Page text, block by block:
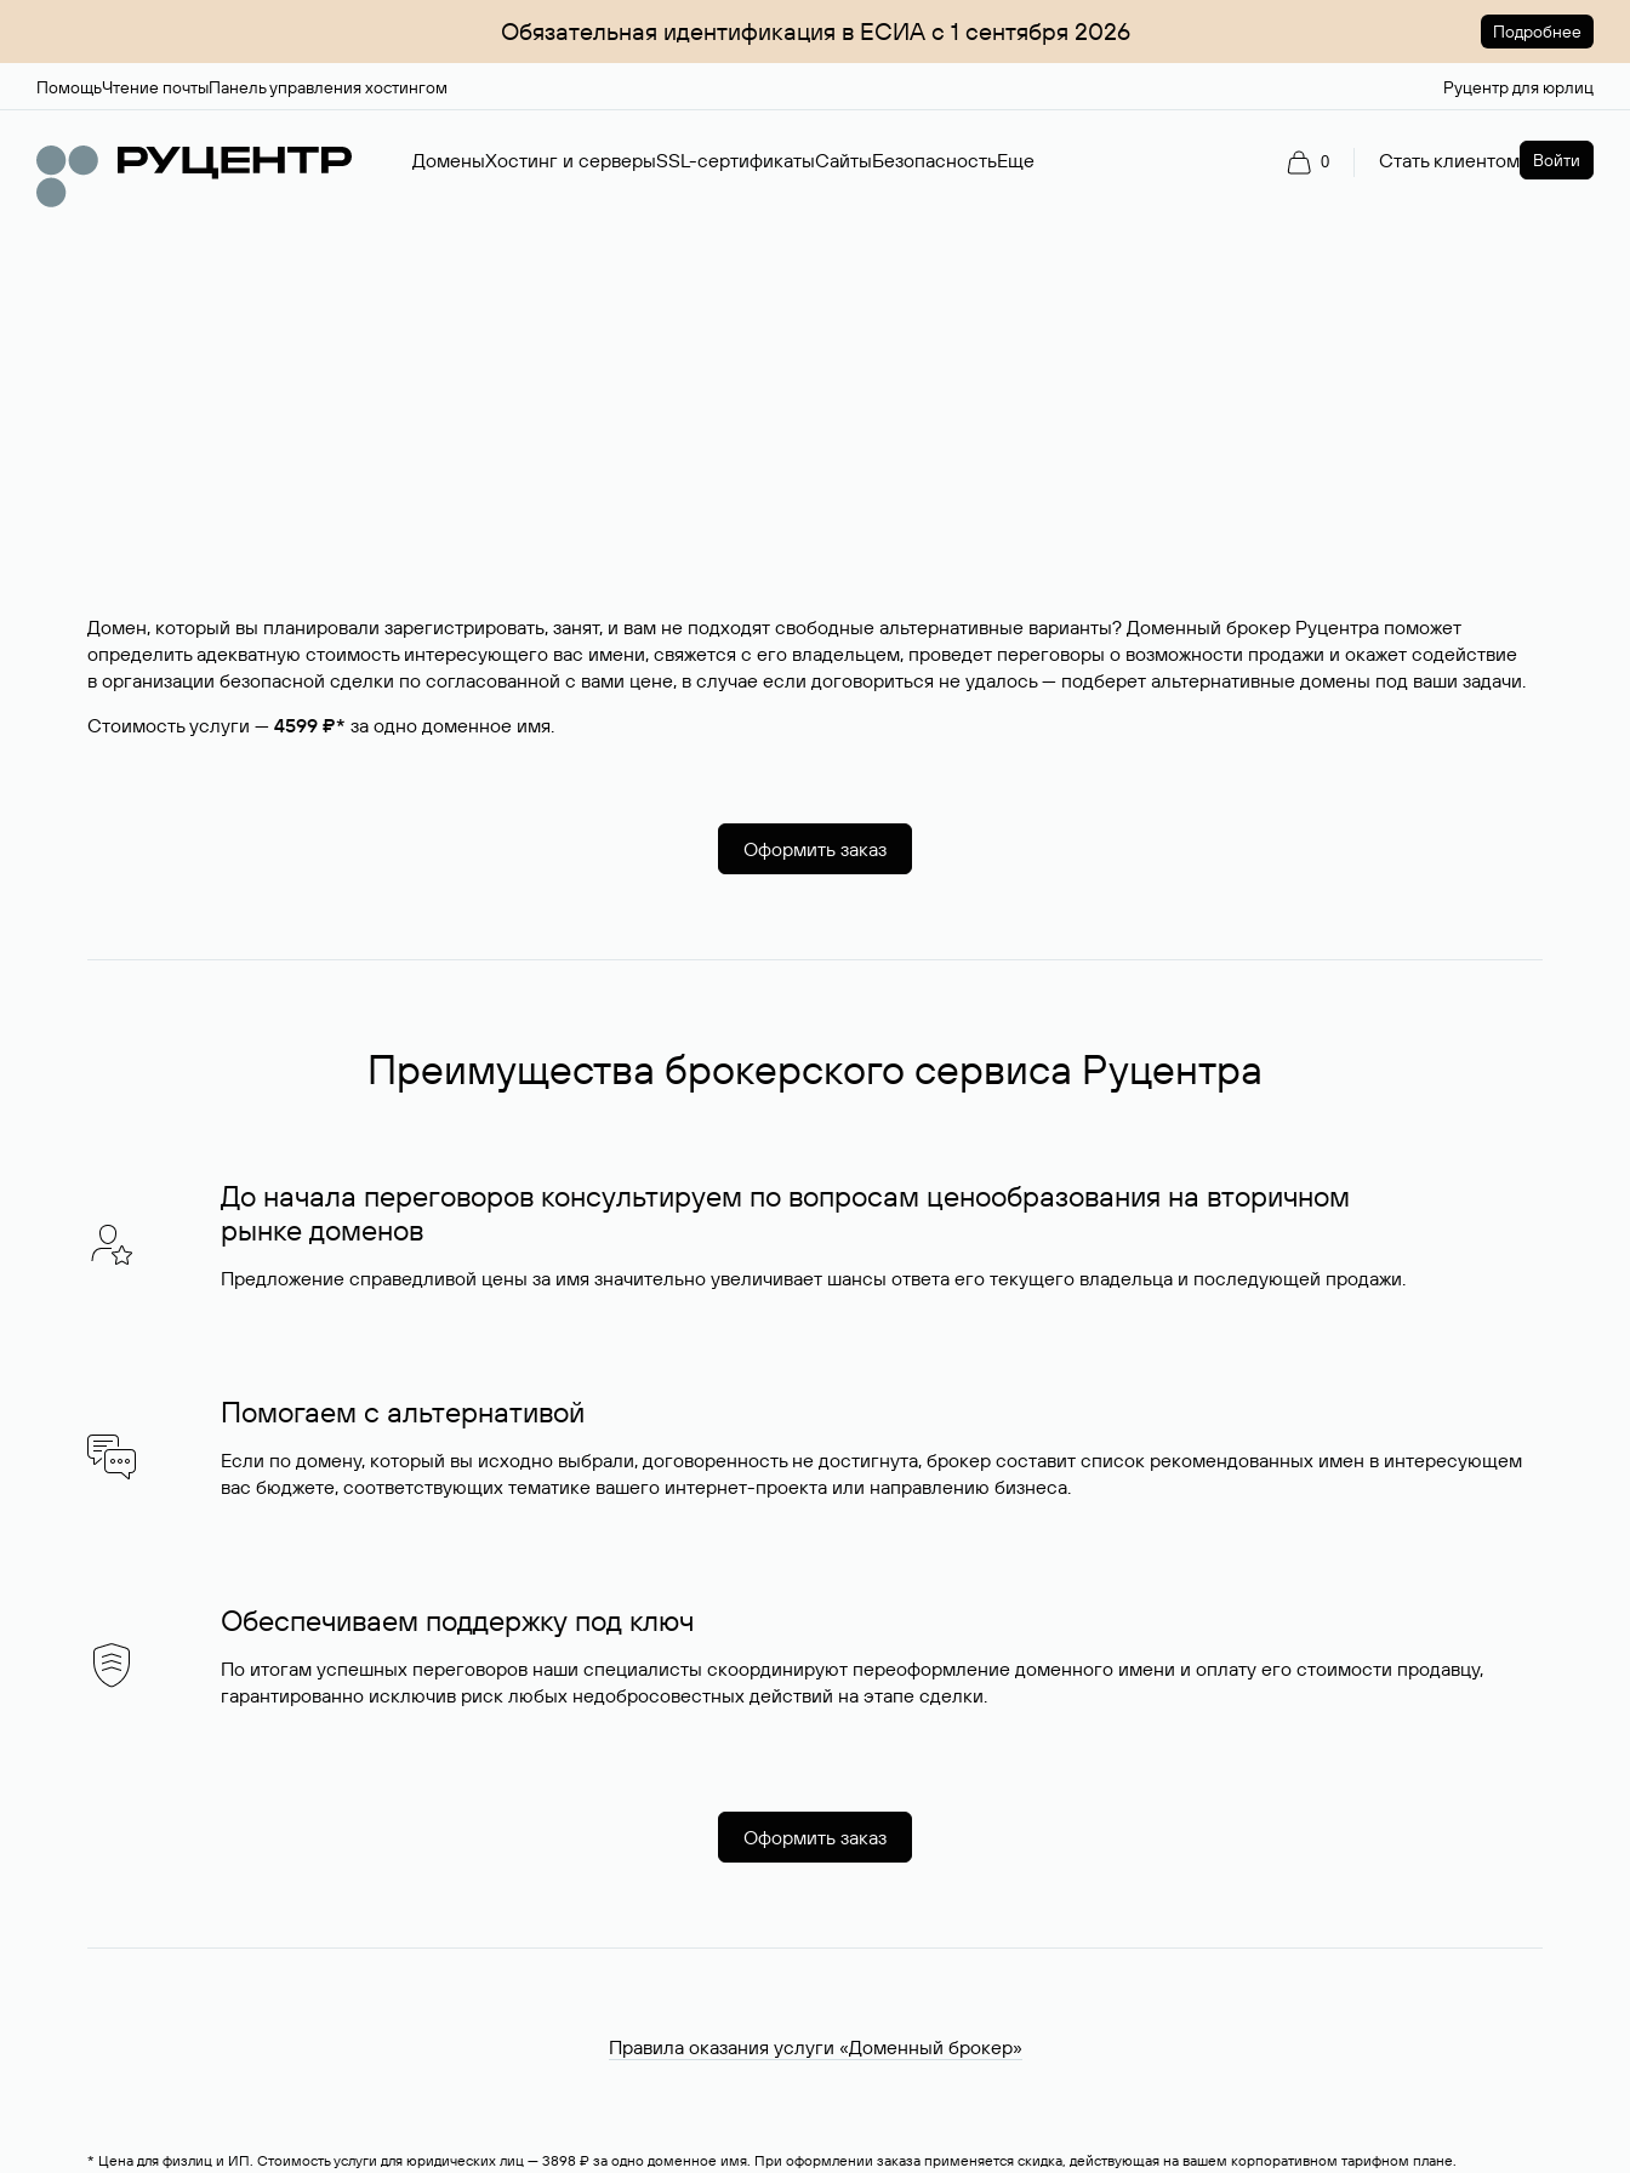
Обязательная идентификация в ЕСИА с 1 сентября 2026 Подробнее
ПомощьЧтение почтыПанель управления хостингом Руцентр для юрлиц
ДоменыХостинг и серверыSSL-сертификатыСайтыБезопасностьЕще 0 Стать клиентом Войти
Домен, который вы планировали зарегистрировать, занят, и вам не подходят свободные альтернативные варианты? Доменный брокер Руцентра поможет
определить адекватную стоимость интересующего вас имени, свяжется с его владельцем, проведет переговоры о возможности продажи и окажет содействие
в организации безопасной сделки по согласованной с вами цене, в случае если договориться не удалось — подберет альтернативные домены под ваши задачи.
Стоимость услуги — 4599 ₽* за одно доменное имя.
Оформить заказ
Преимущества брокерского сервиса Руцентра
До начала переговоров консультируем по вопросам ценообразования на вторичном
рынке доменов
Предложение справедливой цены за имя значительно увеличивает шансы ответа его текущего владельца и последующей продажи.
Помогаем с альтернативой
Если по домену, который вы исходно выбрали, договоренность не достигнута, брокер составит список рекомендованных имен в интересующем
вас бюджете, соответствующих тематике вашего интернет-проекта или направлению бизнеса.
Обеспечиваем поддержку под ключ
По итогам успешных переговоров наши специалисты скоординируют переоформление доменного имени и оплату его стоимости продавцу,
гарантированно исключив риск любых недобросовестных действий на этапе сделки.
Оформить заказ
Правила оказания услуги «Доменный брокер»
* Цена для физлиц и ИП. Стоимость услуги для юридических лиц — 3898 ₽ за одно доменное имя. При оформлении заказа применяется скидка, действующая на вашем корпоративном тарифном плане.